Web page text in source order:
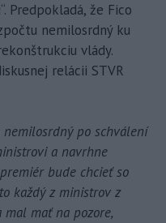
Predpokladá, že Fico
nemilosrdný ku
vlády.
relácii STVR
po schválení
a navrhne
bude chcieť so
každý z ministrov z
mať na pozore,